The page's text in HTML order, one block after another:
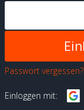
Passwort vergessen?
Einloggen mit: